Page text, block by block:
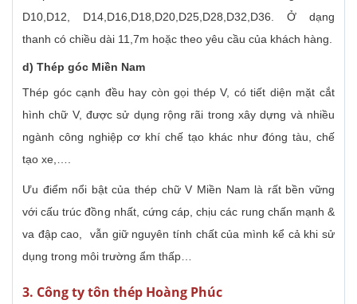
D10,D12, D14,D16,D18,D20,D25,D28,D32,D36. Ở dạng
thanh có chiều dài 11,7m hoặc theo yêu cầu của khách hàng.
d) Thép góc Miền Nam
Thép góc cạnh đều hay còn gọi thép V, có tiết diện mặt cắt
hình chữ V, được sử dụng rộng rãi trong xây dựng và nhiều
ngành công nghiệp cơ khí chế tạo khác như đóng tàu, chế
tạo xe,….
Ưu điểm nổi bật của thép chữ V Miền Nam là rất bền vững
với cấu trúc đồng nhất, cứng cáp, chịu các rung chấn mạnh &
va đập cao, vẫn giữ nguyên tính chất của mình kể cả khi sử
dụng trong môi trường ẩm thấp…
3. Công ty tôn thép Hoàng Phúc